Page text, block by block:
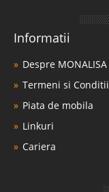
Informatii
Despre MONALISA
Termeni si Conditii
Piata de mobila
Linkuri
Cariera